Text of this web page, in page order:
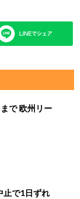
で 欧州リー
止で1日ずれ